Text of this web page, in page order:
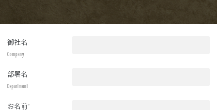
御社名
Company
部署名
Department
お名前*